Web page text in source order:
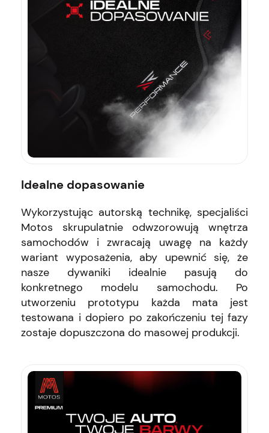
Idealne dopasowanie
Wykorzystując autorską technikę, specjaliści
Motos skrupulatnie odwzorowują wnętrza
samochodów i zwracają uwagę na każdy
wariant wyposażenia, aby upewnić się, że
nasze dywaniki idealnie pasują do
konkretnego modelu samochodu. Po
utworzeniu prototypu każda mata jest
testowana i dopiero po zakończeniu tej fazy
zostaje dopuszczona do masowej produkcji.